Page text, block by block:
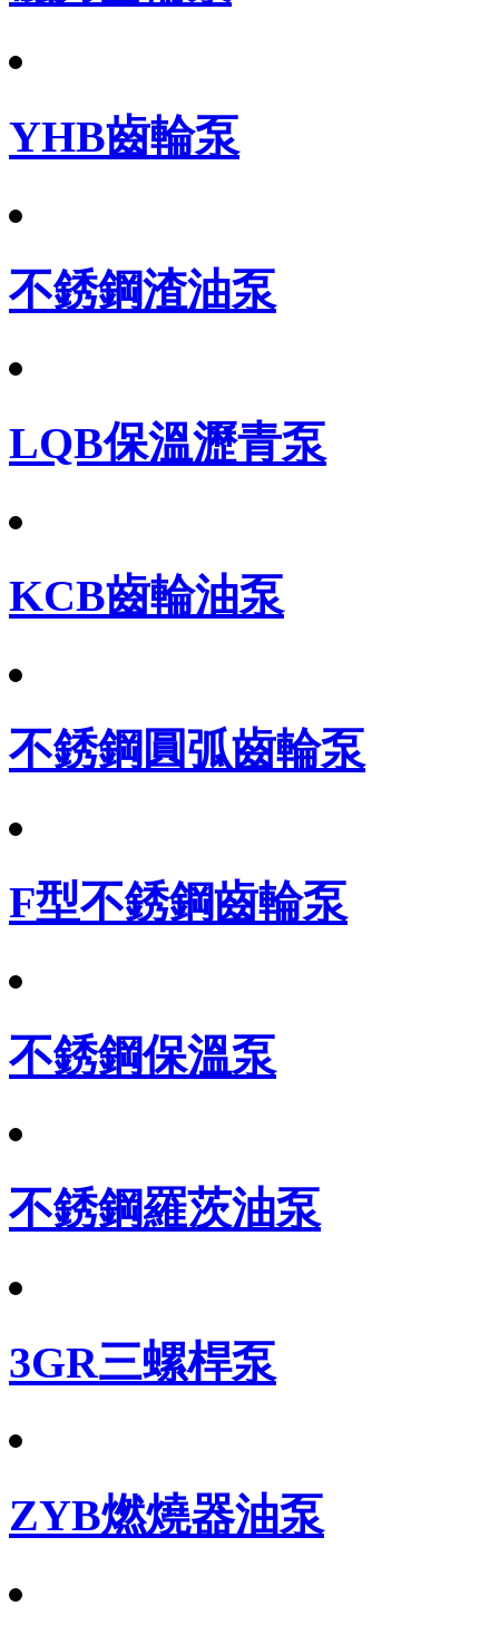
YHB齒輪泵
不銹鋼渣油泵
LQB保溫瀝青泵
KCB齒輪油泵
不銹鋼圓弧齒輪泵
F型不銹鋼齒輪泵
不銹鋼保溫泵
不銹鋼羅茨油泵
3GR三螺桿泵
ZYB燃燒器油泵